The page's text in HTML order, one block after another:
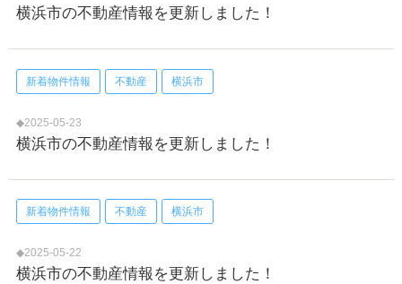
横浜市の不動産情報を更新しました！
新着物件情報 不動産 横浜市
◆2025-05-23
横浜市の不動産情報を更新しました！
新着物件情報 不動産 横浜市
◆2025-05-22
横浜市の不動産情報を更新しました！